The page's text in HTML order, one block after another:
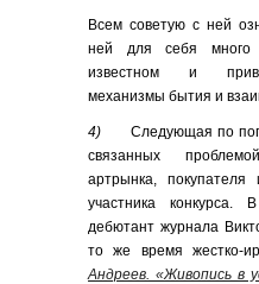
Всем советую с ней
ней для себя много
известном и
механизмы бытия и
4) Следующая по
связанных
артрынка, покупателя
участника
дебютант журнала
то же время жестко-
Андреев. «Живопись в